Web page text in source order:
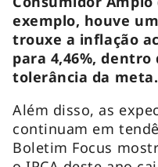
exemplo, houve
trouxe a inflação
para 4,46%,
tolerância da meta.
Além disso, as
continuam em
Boletim Focus